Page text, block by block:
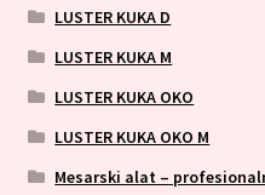
LUSTER KUKA D
LUSTER KUKA M
LUSTER KUKA OKO
LUSTER KUKA OKO M
Mesarski alat –